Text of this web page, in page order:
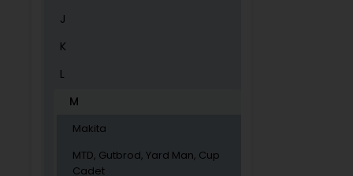
J
K
L
M
Makita
MTD, Gutbrod, Yard Man, Cup
Cadet